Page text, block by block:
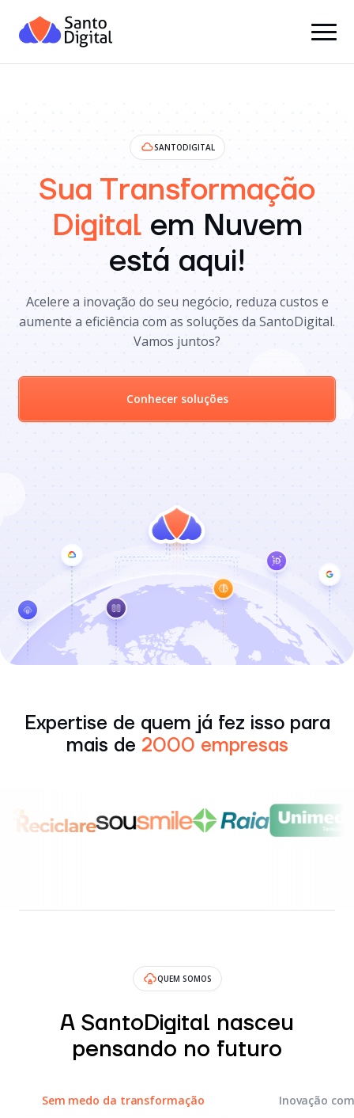
SANTODIGITAL
Sua Transformação
Digitalem Nuvem
está aqui!
Acelere a inovação do seu negócio, reduza custos e
aumente a eficiência com as soluções da SantoDigital.
Vamos juntos?
Conhecer soluções
Expertise de quem já fez isso para
mais de 2000 empresas
QUEM SOMOS
A SantoDigital nasceu
pensando no futuro
Sem medo da transformação Inovação